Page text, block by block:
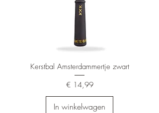
Kerstbal Amsterdammertje zwart
Prijs
€ 14,99
In winkelwagen